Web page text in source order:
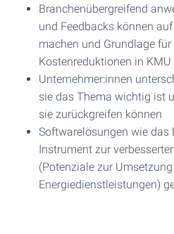
Branchenübergreifend
und Feedbacks können
machen und Grundlage
Kostenreduktionen in KMU
Unternehmer:innen
sie das Thema wichtig ist
sie zurückgreifen können
Softwarelösungen wie das
Instrument zur
(Potenziale zur
Energiedienstleistungen)